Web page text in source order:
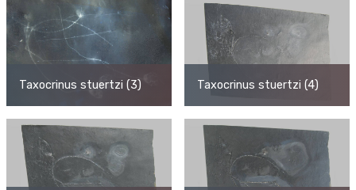
Taxocrinus stuertzi (3) Taxocrinus stuertzi (4)